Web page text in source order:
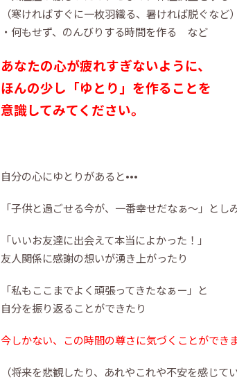
（寒ければすぐに一枚羽織る、暑ければ脱ぐなど）
・何もせず、のんびりする時間を作る など
あなたの心が疲れすぎないように、
ほんの少し「ゆとり」を作ることを
意識してみてください。
自分の心にゆとりがあると•••
「子供と過ごせる今が、一番幸せだなぁ〜」とし
「いいお友達に出会えて本当によかった！」
友人関係に感謝の想いが湧き上がったり
「私もここまでよく頑張ってきたなぁー」と
自分を振り返ることができたり
今しかない、この時間の尊さに気づくことができま
（将来を悲観したり、あれやこれや不安を感じて